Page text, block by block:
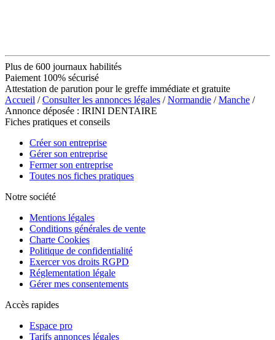
Plus de 600 journaux habilités
Paiement 100% sécurisé
Attestation de parution pour le greffe immédiate et gratuite
Accueil /Consulter les annonces légales /Normandie /Manche /
Annonce déposée : IRINI DENTAIRE
Fiches pratiques et conseils
Créer son entreprise
Gérer son entreprise
Fermer son entreprise
Toutes nos fiches pratiques
Notre société
Mentions légales
Conditions générales de vente
Charte Cookies
Politique de confidentialité
Exercer vos droits RGPD
Réglementation légale
Gérer mes consentements
Accès rapides
Espace pro
Tarifs annonces légales